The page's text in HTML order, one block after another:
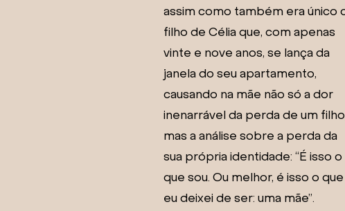
assim como também era único
filho de Célia que, com apenas
vinte e nove anos, se lança da
janela do seu apartamento,
causando na mãe não só a dor
inenarrável da perda de um
mas a análise sobre a perda da
sua própria identidade: “É isso o
que sou. Ou melhor, é isso o que
eu deixei de ser: uma mãe”.